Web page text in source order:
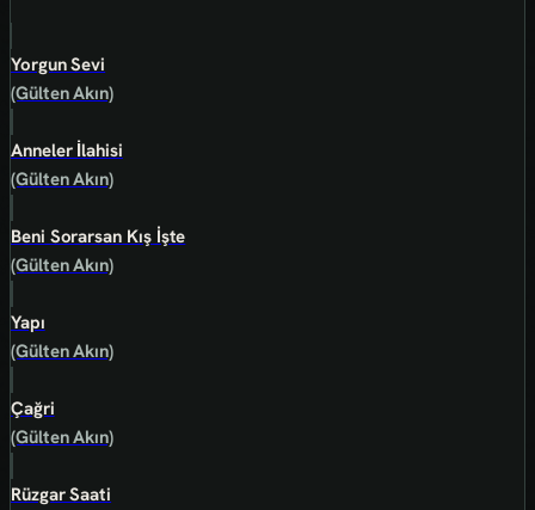
Yorgun Sevi
(Gülten Akın)
Anneler İlahisi
(Gülten Akın)
Beni Sorarsan Kış İşte
(Gülten Akın)
Yapı
(Gülten Akın)
Çağri
(Gülten Akın)
Rüzgar Saati